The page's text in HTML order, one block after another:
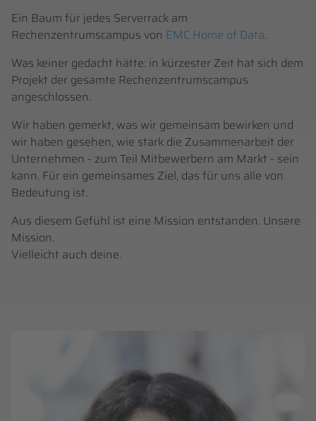
Ein Baum für jedes Serverrack am
Rechenzentrumscampus von EMC Home of Data.
Was keiner gedacht hätte: in kürzester Zeit hat sich dem
Projekt der gesamte Rechenzentrumscampus
angeschlossen.
Wir haben gemerkt, was wir gemeinsam bewirken und
wir haben gesehen, wie stark die Zusammenarbeit der
Unternehmen - zum Teil Mitbewerbern am Markt - sein
kann. Für ein gemeinsames Ziel, das für uns alle von
Bedeutung ist.
Aus diesem Gefühl ist eine Mission entstanden. Unsere
Mission.
Vielleicht auch deine.